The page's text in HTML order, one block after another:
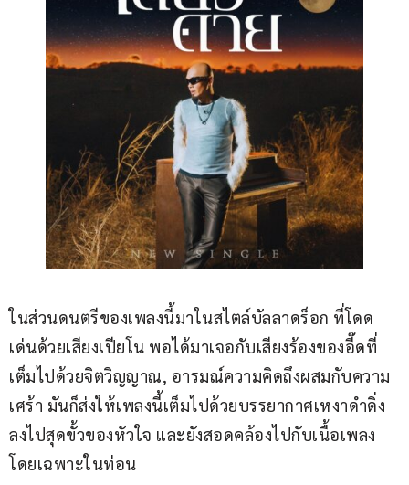
ในส่วนดนตรีของเพลงนี้มาในสไตล์บัลลาดร็อก ที่โดด
เด่นด้วยเสียงเปียโน พอได้มาเจอกับเสียงร้องของอี๊ดที่
เต็มไปด้วยจิตวิญญาณ, อารมณ์ความคิดถึงผสมกับความ
เศร้า มันก็ส่งให้เพลงนี้เต็มไปด้วยบรรยากาศเหงาดำดิ่ง
ลงไปสุดขั้วของหัวใจ และยังสอดคล้องไปกับเนื้อเพลง
โดยเฉพาะในท่อน